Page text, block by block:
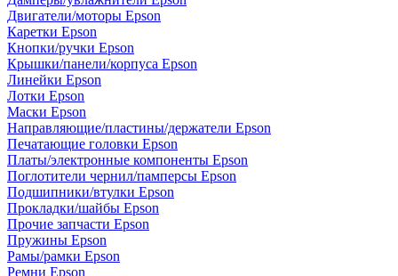
Двигатели/моторы Epson
Каретки Epson
Кнопки/ручки Epson
Крышки/панели/корпуса Epson
Линейки Epson
Лотки Epson
Маски Epson
Направляющие/пластины/держатели Epson
Печатающие головки Epson
Платы/электронные компоненты Epson
Поглотители чернил/памперсы Epson
Подшипники/втулки Epson
Прокладки/шайбы Epson
Прочие запчасти Epson
Пружины Epson
Рамы/рамки Epson
Ремни Epson